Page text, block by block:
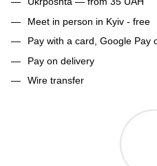
Meet in person in Kyiv - free
Pay with a card, Google Pay
Pay on delivery
Wire transfer